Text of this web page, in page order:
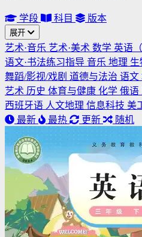
学段 科目 版本
展开
艺术·音乐 艺术·美术 数学 英语
语文·书法练习指导 音乐 地理 生
舞蹈/影视/戏剧 道德与法治 语文
艺术 历史 体育与健康 化学 俄语
西班牙语 人文地理 信息科技 美
最新
最热 更新 随机